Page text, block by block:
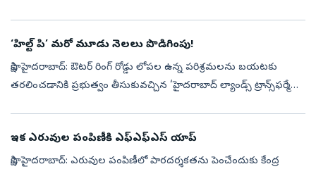
‘హిల్ట్‌ పి’ మరో మూడు నెలలు పొడిగింపు!
సాక్షి, హైదరాబాద్‌: ఔటర్‌ రింగ్‌ రోడ్డు లోపల ఉన్న పరిశ్రమలను బయటకు
తరలించడానికి ప్రభుత్వం తీసుకువచ్చిన ‘హైదరాబాద్‌ ల్యాండ్స్‌ ట్రాన్స్‌ఫర్మేషన్‌
ఇక ఎరువుల పంపిణీకి ఎఫ్‌ఎఫ్‌ఎస్‌ యాప్‌
సాక్షి, హైదరాబాద్‌: ఎరువుల పంపిణీలో పారదర్శకతను పెంచేందుకు కేంద్ర